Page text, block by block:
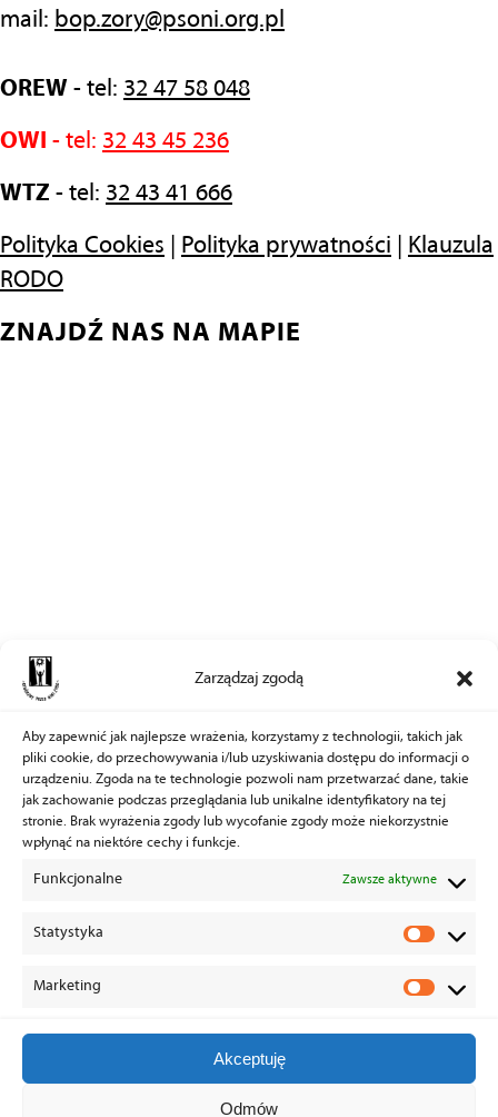
Zarządzaj zgodą
Aby zapewnić jak najlepsze wrażenia, korzystamy z technologii, takich jak
pliki cookie, do przechowywania i/lub uzyskiwania dostępu do informacji o
urządzeniu. Zgoda na te technologie pozwoli nam przetwarzać dane, takie
jak zachowanie podczas przeglądania lub unikalne identyfikatory na tej
stronie. Brak wyrażenia zgody lub wycofanie zgody może niekorzystnie
wpłynąć na niektóre cechy i funkcje.
Funkcjonalne Zawsze aktywne
Statystyka
Marketing
Akceptuję
Odmów
mail: bop.zory@psoni.org.pl
OREW - tel: 32 47 58 048
OWI - tel: 32 43 45 236
WTZ - tel: 32 43 41 666
Polityka Cookies Polityka prywatności
Klauzula
RODO
ZNAJDŹ NAS NA MAPIE